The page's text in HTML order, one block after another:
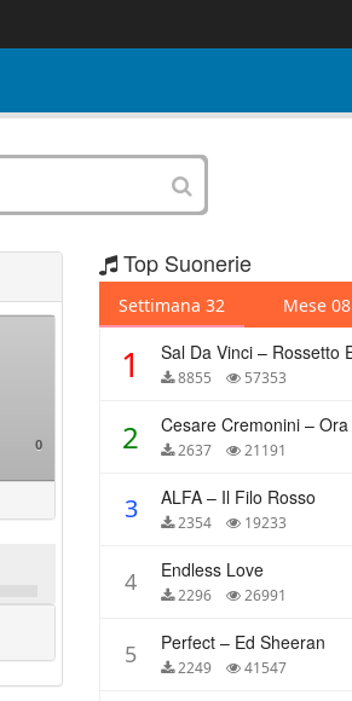
0
Top Suonerie
Settimana 32 Mese 08
1 8855 57353
2 2637 21191
3 ALFA – Il Filo Rosso
2354 19233
4 Endless Love
2296 26991
5 Perfect – Ed Sheeran
2249 41547